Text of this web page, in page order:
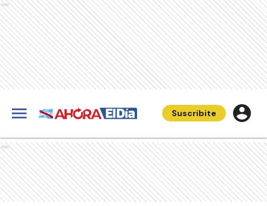
Ads
Suscribite
Ads